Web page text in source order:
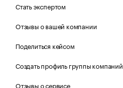
Стать экспертом
Отзывы о вашей компании
Поделиться кейсом
Создать профиль группы компаний
Отзывы о сервисе